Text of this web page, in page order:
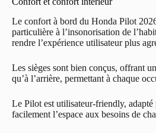
Le confort à bord du Honda Pilot
particulière à l’insonorisation de
rendre l’expérience utilisateur plus
Les sièges sont bien conçus, offrant
qu’à l’arrière, permettant à chaque
Le Pilot est utilisateur-friendly, adapté
facilement l’espace aux besoins de